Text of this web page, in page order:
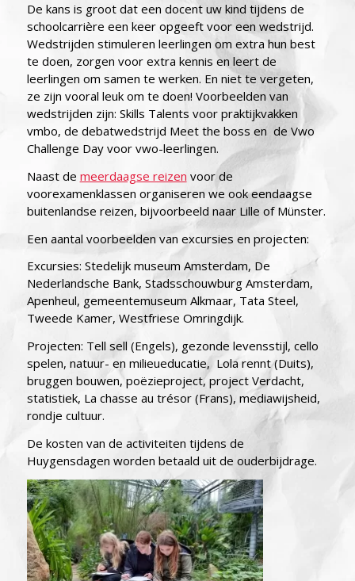
De kans is groot dat een docent uw kind tijdens de
schoolcarrière een keer opgeeft voor een wedstrijd.
Wedstrijden stimuleren leerlingen om extra hun best
te doen, zorgen voor extra kennis en leert de
leerlingen om samen te werken. En niet te vergeten,
ze zijn vooral leuk om te doen! Voorbeelden van
wedstrijden zijn: Skills Talents voor praktijkvakken
vmbo, de debatwedstrijd Meet the boss en de Vwo
Challenge Day voor vwo-leerlingen.
Naast de meerdaagse reizen voor de
voorexamenklassen organiseren we ook eendaagse
buitenlandse reizen, bijvoorbeeld naar Lille of Münster.
Een aantal voorbeelden van excursies en projecten:
Excursies: Stedelijk museum Amsterdam, De
Nederlandsche Bank, Stadsschouwburg Amsterdam,
Apenheul, gemeentemuseum Alkmaar, Tata Steel,
Tweede Kamer, Westfriese Omringdijk.
Projecten: Tell sell (Engels), gezonde levensstijl, cello
spelen, natuur- en milieueducatie, Lola rennt (Duits),
bruggen bouwen, poëzieproject, project Verdacht,
statistiek, La chasse au trésor (Frans), mediawijsheid,
rondje cultuur.
De kosten van de activiteiten tijdens de
Huygensdagen worden betaald uit de ouderbijdrage.